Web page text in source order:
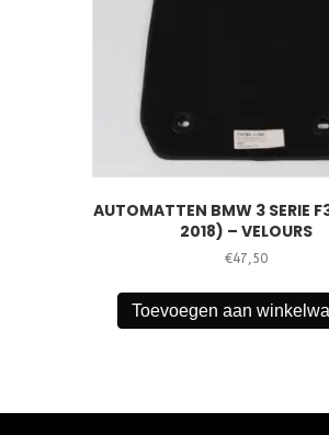
AUTOMATTEN BMW 3 SERIE
2018) – VELOURS
€47,50
Toevoegen aan